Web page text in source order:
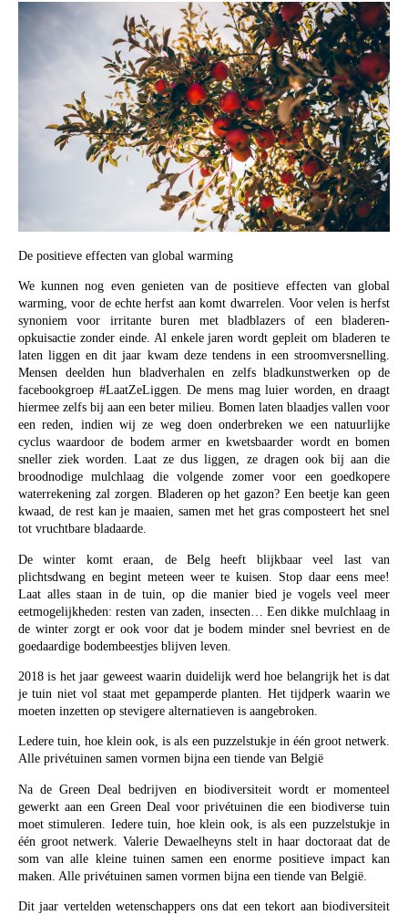
De positieve effecten van global warming
We kunnen nog even genieten van de positieve effecten van global
warming, voor de echte herfst aan komt dwarrelen. Voor velen is herfst
synoniem voor irritante buren met bladblazers of een bladeren-
opkuisactie zonder einde. Al enkele jaren wordt gepleit om bladeren te
laten liggen en dit jaar kwam deze tendens in een stroomversnelling.
Mensen deelden hun bladverhalen en zelfs bladkunstwerken op de
facebookgroep #LaatZeLiggen. De mens mag luier worden, en draagt
hiermee zelfs bij aan een beter milieu. Bomen laten blaadjes vallen voor
een reden, indien wij ze weg doen onderbreken we een natuurlijke
cyclus waardoor de bodem armer en kwetsbaarder wordt en bomen
sneller ziek worden. Laat ze dus liggen, ze dragen ook bij aan die
broodnodige mulchlaag die volgende zomer voor een goedkopere
waterrekening zal zorgen. Bladeren op het gazon? Een beetje kan geen
kwaad, de rest kan je maaien, samen met het gras composteert het snel
tot vruchtbare bladaarde.
De winter komt eraan, de Belg heeft blijkbaar veel last van
plichtsdwang en begint meteen weer te kuisen. Stop daar eens mee!
Laat alles staan in de tuin, op die manier bied je vogels veel meer
eetmogelijkheden: resten van zaden, insecten… Een dikke mulchlaag in
de winter zorgt er ook voor dat je bodem minder snel bevriest en de
goedaardige bodembeestjes blijven leven.
2018 is het jaar geweest waarin duidelijk werd hoe belangrijk het is dat
je tuin niet vol staat met gepamperde planten. Het tijdperk waarin we
moeten inzetten op stevigere alternatieven is aangebroken.
Ledere tuin, hoe klein ook, is als een puzzelstukje in één groot netwerk.
Alle privétuinen samen vormen bijna een tiende van België
Na de Green Deal bedrijven en biodiversiteit wordt er momenteel
gewerkt aan een Green Deal voor privétuinen die een biodiverse tuin
moet stimuleren. Iedere tuin, hoe klein ook, is als een puzzelstukje in
één groot netwerk. Valerie Dewaelheyns stelt in haar doctoraat dat de
som van alle kleine tuinen samen een enorme positieve impact kan
maken. Alle privétuinen samen vormen bijna een tiende van België.
Dit jaar vertelden wetenschappers ons dat een tekort aan biodiversiteit